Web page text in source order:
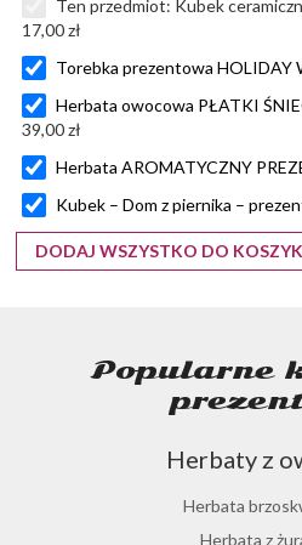
Ten przedmiot: Kubek
17,00 zł
Torebka prezentowa HOLIDAY
Herbata owocowa PŁATKI
39,00 zł
Herbata AROMATYCZNY
Kubek – Dom z piernika –
DODAJ WSZYSTKO DO
Popularne
Herbaty z
Herbata
Herbata z